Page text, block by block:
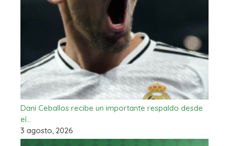
Dani Ceballos recibe un importante respaldo desde
el…
3 agosto, 2026